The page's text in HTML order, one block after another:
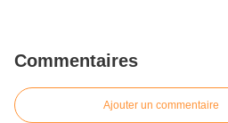
Commentaires
Ajouter un commentaire